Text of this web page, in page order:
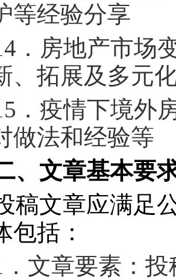
等经验分享
．房地产市场
、拓展及多元
．疫情下境外
做法和经验等
、文章基本要
稿文章应满足
包括：
．文章要素：